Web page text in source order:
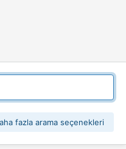
fazla arama seçenekleri